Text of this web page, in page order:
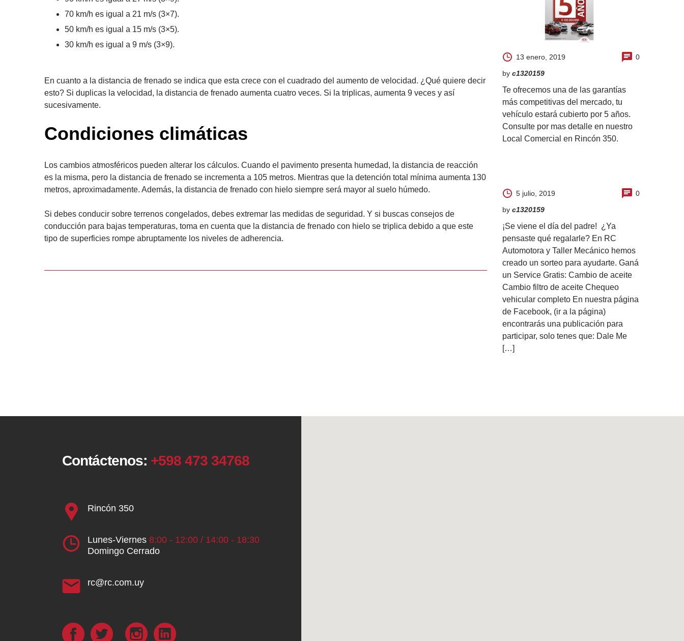
70 km/h es igual a 21 m/s (3×7).
50 km/h es igual a 15 m/s (3×5).
30 km/h es igual a 9 m/s (3×9).
En cuanto a la distancia de frenado se indica que esta crece con el cuadrado del aumento de velocidad. ¿Qué quiere decir
esto? Si duplicas la velocidad, la distancia de frenado aumenta cuatro veces. Si la triplicas, aumenta 9 veces y así
sucesivamente.
Condiciones climáticas
Los cambios atmosféricos pueden alterar los cálculos. Cuando el pavimento presenta humedad, la distancia de reacción
es la misma, pero la distancia de frenado se incrementa a 105 metros. Mientras que la detención total mínima aumenta 130
metros, aproximadamente. Además, la distancia de frenado con hielo siempre será mayor al suelo húmedo.
Si debes conducir sobre terrenos congelados, debes extremar las medidas de seguridad. Y si buscas consejos de
conducción para bajas temperaturas, toma en cuenta que la distancia de frenado con hielo se triplica debido a que este
tipo de superficies rompe abruptamente los niveles de adherencia.
13 enero, 2019
0
by c1320159
Te ofrecemos una de las garantías
más competitivas del mercado, tu
vehículo estará cubierto por 5 años.
Consulte por mas detalle en nuestro
Local Comercial en Rincón 350.
5 julio, 2019
0
by c1320159
¡Se viene el día del padre! ¿Ya
pensaste qué regalarle? En RC
Automotora y Taller Mecánico hemos
creado un sorteo para ayudarte. Ganá
un Service Gratis: Cambio de aceite
Cambio filtro de aceite Chequeo
vehicular completo En nuestra página
de Facebook, (ir a la página)
encontrarás una publicación para
participar, solo tenes que: Dale Me
[…]
Contáctenos: +598 473 34768
Rincón 350
Lunes-Viernes 8:00 - 12:00 / 14:00 - 18:30
Domingo Cerrado
rc@rc.com.uy